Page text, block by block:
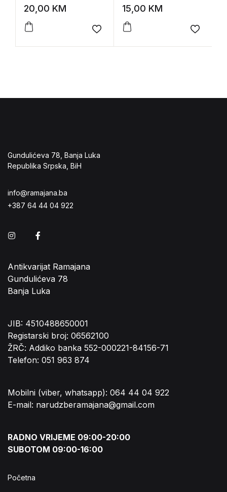
20,00 KM
Add to wishlist
Sioran
15,00 KM
Add to
Gundulićeva 78, Banja Luka
Republika Srpska, BiH
info@ramajana.ba
+387 64 44 04 922
Instagram
Antikvarijat Ramajana
Gundulićeva 78
Banja Luka
JIB: 4510488650001
Registarski broj: 06562100
ŽRČ: Addiko banka 552-000221-84156-71
Telefon: 051 963 874
Mobilni (viber, whatsapp): 064 44 04 922
E-mail: narudzberamajana@gmail.com
RADNO VRIJEME 09:00-20:00
SUBOTOM 09:00-16:00
Početna